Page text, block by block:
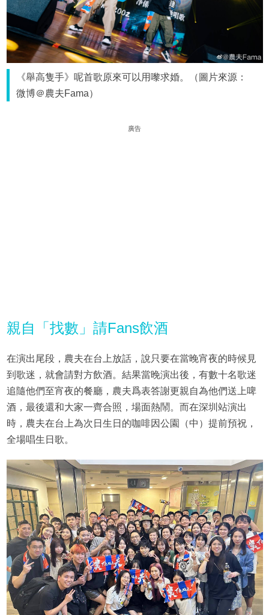
《舉高隻手》呢首歌原來可以用嚟求婚。（圖片來源：
微博＠農夫Fama）
廣告
親自「找數」請Fans飲酒
在演出尾段，農夫在台上放話，說只要在當晚宵夜的時候見
到歌迷，就會請對方飲酒。結果當晚演出後，有數十名歌迷
追隨他們至宵夜的餐廳，農夫爲表答謝更親自為他們送上啤
酒，最後還和大家一齊合照，場面熱鬧。而在深圳站演出
時，農夫在台上為次日生日的咖啡因公園（中）提前預祝，
全場唱生日歌。